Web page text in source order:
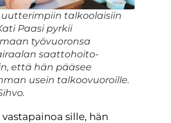
talkoolaisiin
Paasi pyrkii
työvuoronsa
saattohoito-
että hän pääsee
usein talkoovuoroille.
vastapainoa sille, hän